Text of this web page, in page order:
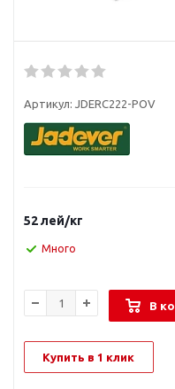
Артикул: JDERC222-POV
52лей/кг
Много
В
Купить в 1 клик